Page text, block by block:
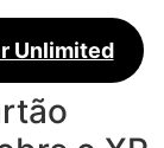
Unlimited